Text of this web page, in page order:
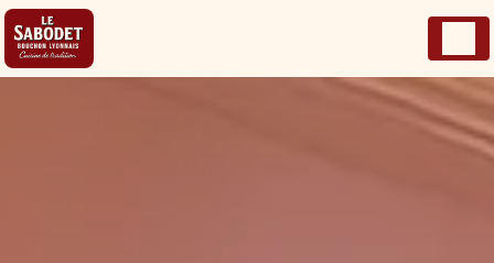
Panneau de gestion des cookies